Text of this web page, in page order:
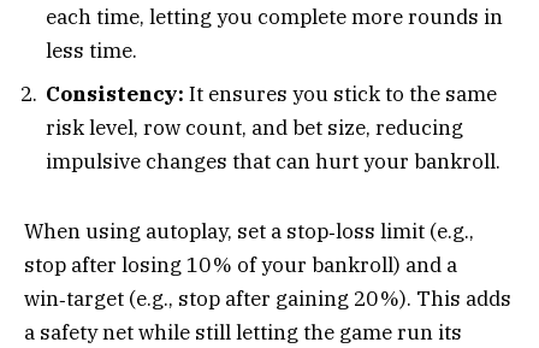
each time, letting you complete more rounds in
less time.
Consistency: It ensures you stick to the same
risk level, row count, and bet size, reducing
impulsive changes that can hurt your bankroll.
When using autoplay, set a stop‑loss limit (e.g.,
stop after losing 10 % of your bankroll) and a
win‑target (e.g., stop after gaining 20 %). This adds
a safety net while still letting the game run its